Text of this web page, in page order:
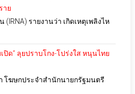
าย
รายงานว่า เกิดเหตุเพลิงไห
ปิด” ลุยปราบโกง-โปร่งใส หนุนไทย
โฆษกประจำสำนักนายกรัฐมนตรี